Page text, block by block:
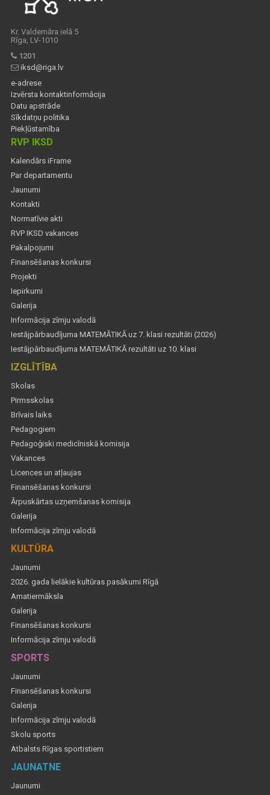
Kr. Valdemāra ielā 5
Rīga, LV-1010
1201
iksd@riga.lv
e-adrese
Izvērsta kontaktinformācija
Datu apstrāde
Sīkdatņu politika
Piekļūstamība
RVP IKSD
Kalendārs iFrame
Par departamentu
Jaunumi
Kontakti
Normatīvie akti
RVP IKSD vakances
Pakalpojumi
Finansēšanas konkursi
Projekti
Iepirkumi
Galerija
Informācija zīmju valodā
Iestājpārbaudījuma MATEMĀTIKĀ uz 7. klasi rezultāti (2026)
Iestājpārbaudījuma MATEMĀTIKĀ rezultāti uz 10. klasi
IZGLĪTĪBA
Skolas
Pirmsskolas
Brīvais laiks
Pedagogiem
Pedagoģiski medicīniskā komisija
Vakances
Licences un atļaujas
Finansēšanas konkursi
Ārpuskārtas uzņemšanas komisija
Galerija
Informācija zīmju valodā
KULTŪRA
Jaunumi
2026. gada lielākie kultūras pasākumi Rīgā
Amatiermāksla
Galerija
Finansēšanas konkursi
Informācija zīmju valodā
SPORTS
Jaunumi
Finansēšanas konkursi
Galerija
Informācija zīmju valodā
Skolu sports
Atbalsts Rīgas sportistiem
JAUNATNE
Jaunumi